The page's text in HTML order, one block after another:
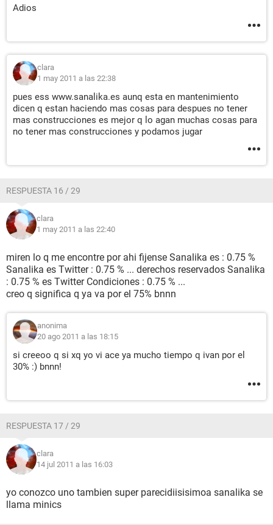
Adios
clara
1 may 2011 a las 22:38
pues ess www.sanalika.es aunq esta en mantenimiento
dicen q estan haciendo mas cosas para despues no tener
mas construcciones es mejor q lo agan muchas cosas para
no tener mas construcciones y podamos jugar
RESPUESTA 16 / 29
clara
1 may 2011 a las 22:40
miren lo q me encontre por ahi fijense Sanalika es : 0.75 %
Sanalika es Twitter : 0.75 % ... derechos reservados Sanalika
: 0.75 % es Twitter Condiciones : 0.75 % ...
creo q significa q ya va por el 75% bnnn
anonima
20 ago 2011 a las 18:15
si creeoo q si xq yo vi ace ya mucho tiempo q ivan por el
30% :) bnnn!
RESPUESTA 17 / 29
clara
14 jul 2011 a las 16:03
yo conozco uno tambien super parecidiisisimoa sanalika se
llama minics